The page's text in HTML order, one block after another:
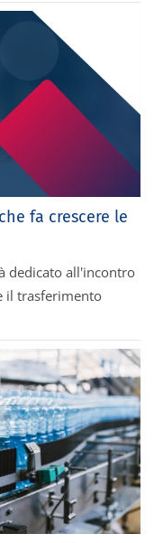
fa crescere le
dedicato all'incontro
il trasferimento